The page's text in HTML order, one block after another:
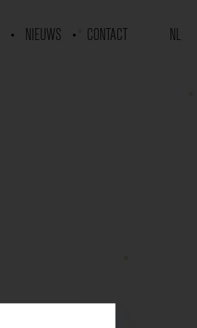
NIEUWS CONTACT NL